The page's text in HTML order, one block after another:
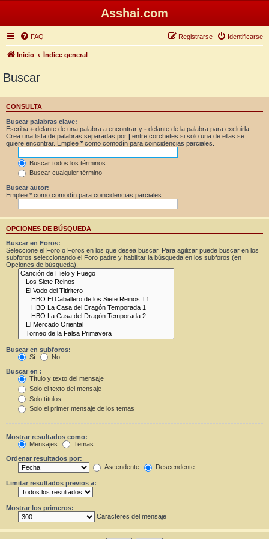
Asshai.com
FAQ Identificarse
Registrarse
Inicio Índice general
Buscar
CONSULTA
Buscar palabras clave:
Escriba + delante de una palabra a encontrar y - delante de la palabra para excluirla.
Crea una lista de palabras separadas por | entre corchetes si solo una de ellas se
quiere encontrar. Emplee * como comodín para coincidencias parciales.
Buscar todos los términos
Buscar cualquier término
Buscar autor:
Emplee * como comodín para coincidencias parciales.
OPCIONES DE BÚSQUEDA
Buscar en Foros:
Seleccione el Foro o Foros en los que desea buscar. Para agilizar puede buscar en los
subforos seleccionando el Foro padre y habilitar la búsqueda en los subforos (en
Opciones de búsqueda).
Buscar en subforos:
Sí
No
Buscar en :
Título y texto del mensaje
Solo el texto del mensaje
Solo títulos
Solo el primer mensaje de los temas
Mostrar resultados como:
Mensajes
Temas
Ordenar resultados por:
Ascendente
Descendente
Limitar resultados previos a:
Mostrar los primeros:
Caracteres del mensaje